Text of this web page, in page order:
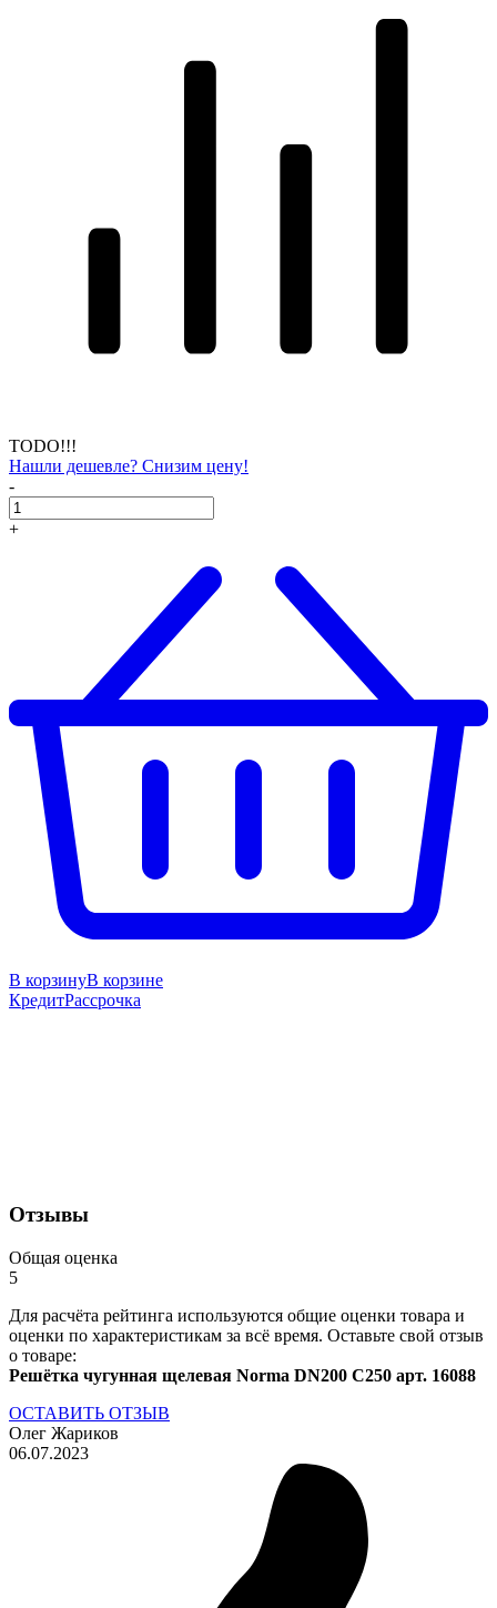
TODO!!!
Нашли дешевле? Снизим цену!
-
+
В корзинуВ корзине
КредитРассрочка
Отзывы
Общая оценка
5
Для расчёта рейтинга используются общие оценки товара и
оценки по характеристикам за всё время. Оставьте свой отзыв
о товаре:
Решётка чугунная щелевая Norma DN200 C250 арт. 16088
ОСТАВИТЬ ОТЗЫВ
Олег Жариков
06.07.2023